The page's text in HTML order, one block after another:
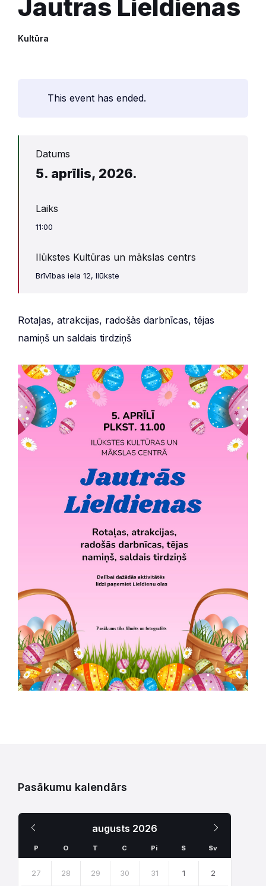
Jautrās Lieldienas
Kultūra
This event has ended.
Datums
5. aprīlis, 2026.
Laiks
11:00
Ilūkstes Kultūras un mākslas centrs
Brīvības iela 12, Ilūkste
Rotaļas, atrakcijas, radošās darbnīcas, tējas
namiņš un saldais tirdziņš
Pasākumu kalendārs
augusts 2026
Mēnesis
P O T C Pi S Sv
calendar
27 28 29 30 31 1 2